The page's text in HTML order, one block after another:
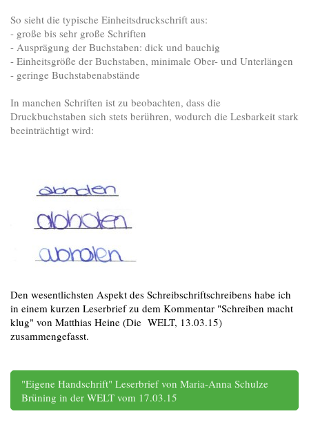
So sieht die typische Einheitsdruckschrift aus:
- große bis sehr große Schriften
- Ausprägung der Buchstaben: dick und bauchig
- Einheitsgröße der Buchstaben, minimale Ober- und Unterlängen
- geringe Buchstabenabstände
In manchen Schriften ist zu beobachten, dass die
Druckbuchstaben sich stets berühren, wodurch die Lesbarkeit stark
beeinträchtigt wird:
Den wesentlichsten Aspekt des Schreibschriftschreibens habe ich
in einem kurzen Leserbrief zu dem Kommentar "Schreiben macht
klug" von Matthias Heine (Die WELT, 13.03.15)
zusammengefasst.
"Eigene Handschrift" Leserbrief von Maria-Anna Schulze
Brüning in der WELT vom 17.03.15